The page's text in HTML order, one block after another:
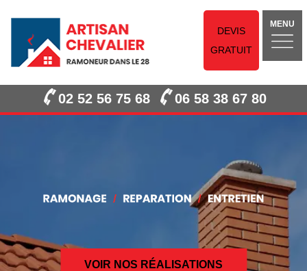
DEVIS
GRATUIT
MENU
02 52 56 75 68 06 58 38 67 80
VOIR NOS RÉALISATIONS